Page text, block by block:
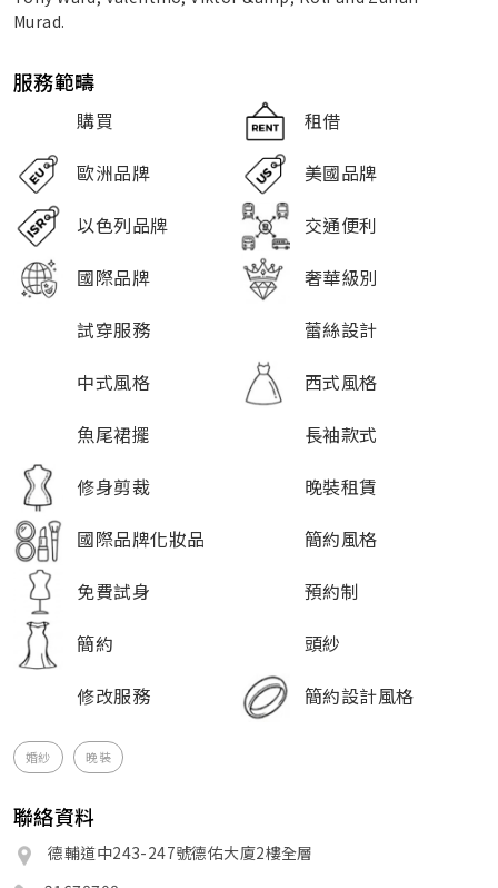
Murad.
服務範疇
購買
租借
歐洲品牌
美國品牌
以色列品牌
交通便利
國際品牌
奢華級別
試穿服務
蕾絲設計
中式風格
西式風格
魚尾裙擺
長袖款式
修身剪裁
晚裝租賃
國際品牌化妝品
簡約風格
免費試身
預約制
簡約
頭紗
修改服務
簡約設計風格
婚紗 晚裝
聯絡資料
德輔道中243-247號德佑大廈2樓全層